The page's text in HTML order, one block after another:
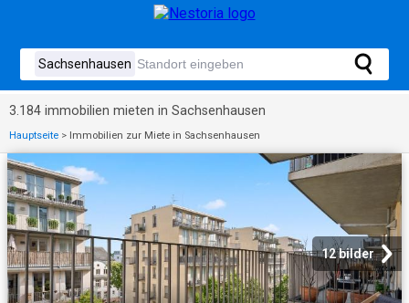
3.184 immobilien mieten in Sachsenhausen
Hauptseite > Immobilien zur Miete in Sachsenhausen
12 bilder